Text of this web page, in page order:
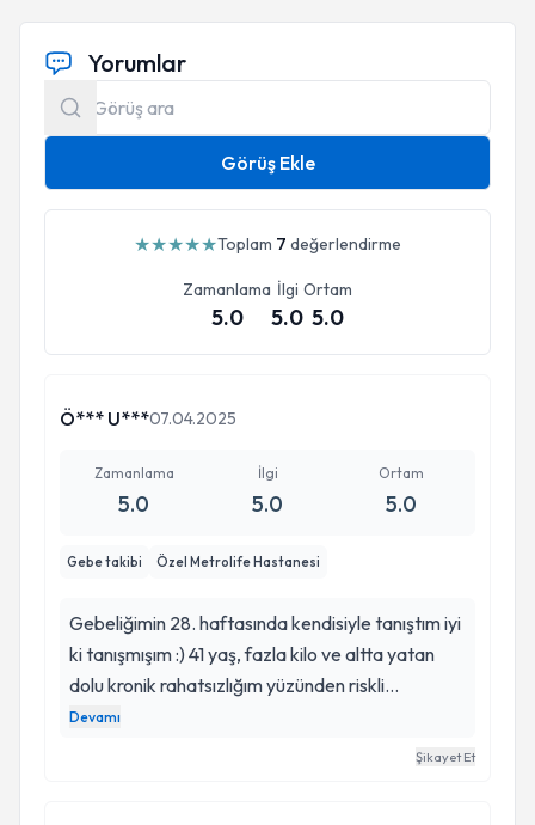
Yorumlar
Görüş Ekle
★★★★★Toplam 7 değerlendirme
Zamanlama
5.0
İlgi
5.0
Ortam
5.0
Ö*** U***07.04.2025
Zamanlama
5.0
İlgi
5.0
Ortam
5.0
Gebe takibi Özel Metrolife Hastanesi
Gebeliğimin 28. haftasında kendisiyle tanıştım iyi
ki tanışmışım :) 41 yaş, fazla kilo ve altta yatan
dolu kronik rahatsızlığım yüzünden riskli
gebeliktim ve ilk gebeliğimdi. Normal doğumdan
çok korkuyordum ama Veysel hocam o kadar
Devamı
Şikayet Et